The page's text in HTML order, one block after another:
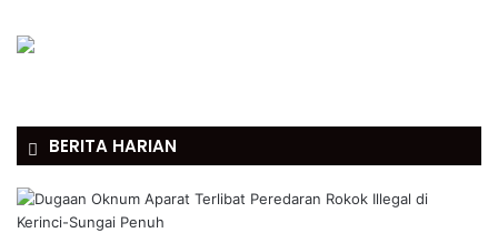
BERITA HARIAN